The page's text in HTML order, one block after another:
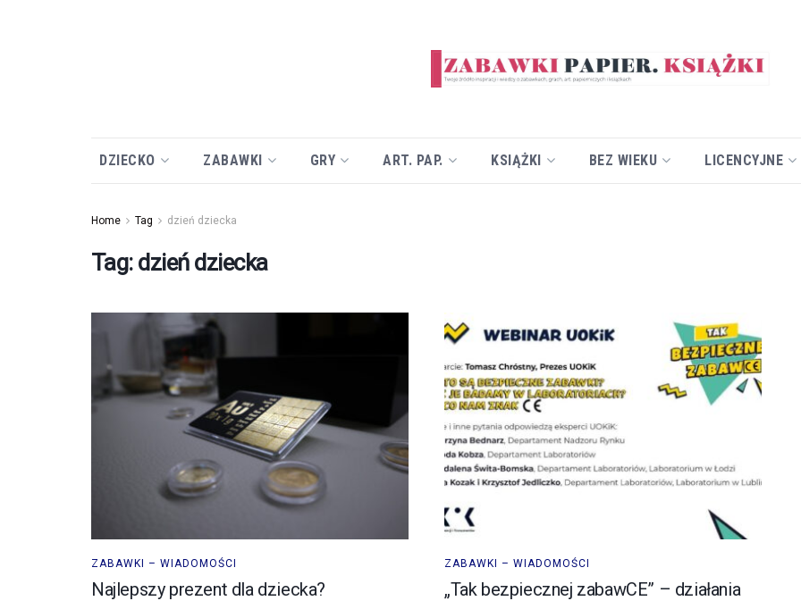
DZIECKO ZABAWKI GRY ART. PAP. KSIĄŻKI BEZ WIEKU LICENCYJNE
Home Tag dzień dziecka
Tag: dzień dziecka
ZABAWKI – WIADOMOŚCI
Najlepszy prezent dla dziecka?
ZABAWKI – WIADOMOŚCI
„Tak bezpiecznej zabawCE” – działania